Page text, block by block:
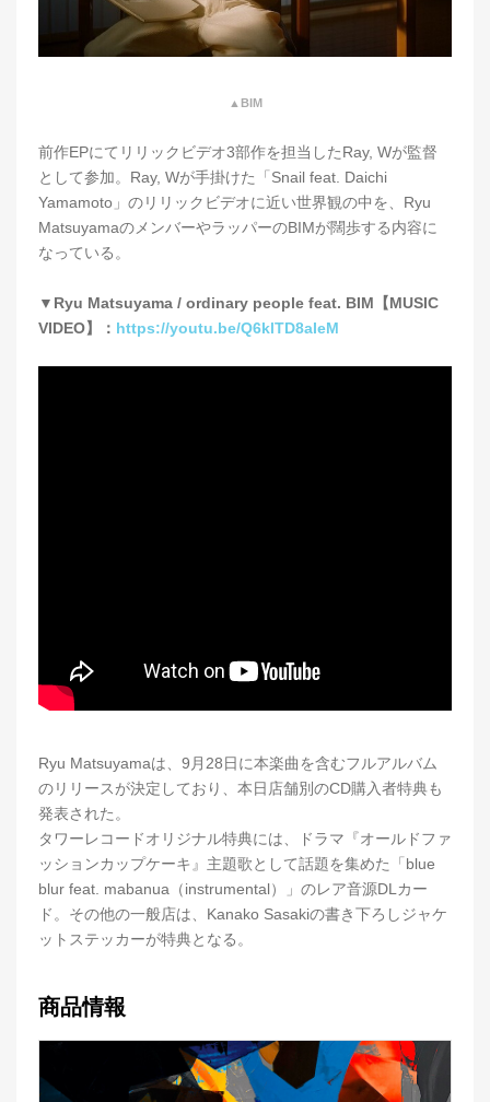
▲BIM
前作EPにてリリックビデオ3部作を担当したRay, Wが監督
として参加。Ray, Wが手掛けた「Snail feat. Daichi
Yamamoto」のリリックビデオに近い世界観の中を、Ryu
MatsuyamaのメンバーやラッパーのBIMが闊歩する内容に
なっている。
▼Ryu Matsuyama / ordinary people feat. BIM【MUSIC
VIDEO】： https://youtu.be/Q6klTD8aIeM
Ryu Matsuyamaは、9月28日に本楽曲を含むフルアルバム
のリリースが決定しており、本日店舗別のCD購入者特典も
発表された。
タワーレコードオリジナル特典には、ドラマ『オールドファ
ッションカップケーキ』主題歌として話題を集めた「blue
blur feat. mabanua（instrumental）」のレア音源DLカー
ド。その他の一般店は、Kanako Sasakiの書き下ろしジャケ
ットステッカーが特典となる。
商品情報